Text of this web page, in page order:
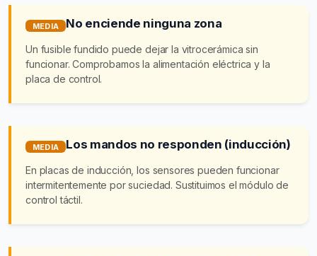
MEDIA No enciende ninguna zona
Un fusible fundido puede dejar la vitrocerámica sin
funcionar. Comprobamos la alimentación eléctrica y la
placa de control.
MEDIA Los mandos no responden (inducción)
En placas de inducción, los sensores pueden funcionar
intermitentemente por suciedad. Sustituimos el módulo de
control táctil.